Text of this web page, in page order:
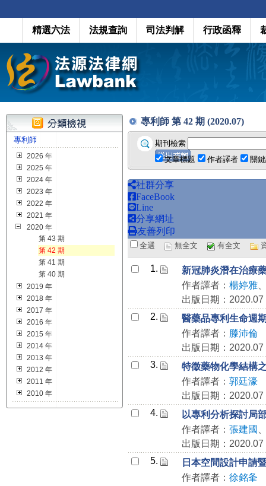
精選六法 法規查詢 司法判解 行政函釋
專利師
2026 年
2025 年
2024 年
2023 年
2022 年
2021 年
2020 年
第 43 期
第 42 期
第 41 期
第 40 期
2019 年
2018 年
2017 年
2016 年
2015 年
2014 年
2013 年
2012 年
2011 年
2010 年
專利師 第 42 期 (2020.07)
期刊檢索
文章標題
作者譯者 關
社群分享
FaceBook
Line
分享網址
友善列印
全選 無全文 有全文
1.
新冠肺炎潛在治療
作者譯者： 楊婷雅
出版日期：2020.07
2.
醫藥品專利生命週
作者譯者： 滕沛倫
出版日期：2020.07
3.
特徵藥物化學結構
作者譯者： 郭廷濠
出版日期：2020.07
4.
以專利分析探討局
作者譯者： 張建國
出版日期：2020.07
5.
日本空間設計申請
作者譯者： 徐銘夆